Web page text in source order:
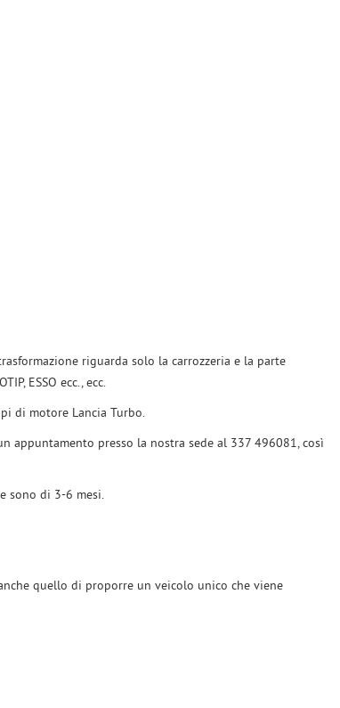
riguarda solo la carrozzeria e la parte
ESSO ecc., ecc.
di motore Lancia Turbo.
appuntamento presso la nostra sede al 337 496081, così
sono di 3-6 mesi.
quello di proporre un veicolo unico che viene